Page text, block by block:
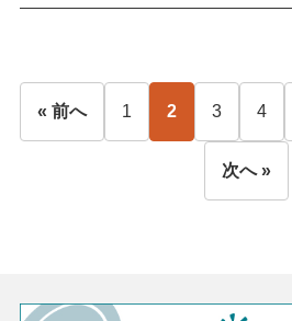
« 前へ 1 2 3 4
次へ »